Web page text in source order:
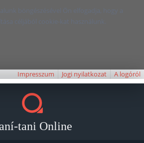
böngészésével Ön elfogadja, hogy a
céljából cookie-kat használunk.
Impresszum Jogi nyilatkozat A logóról
tani Online